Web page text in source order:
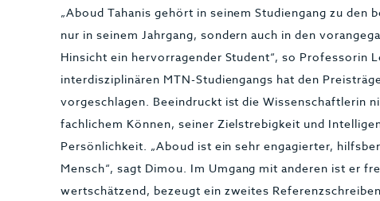
„Aboud Tahanis gehört in seinem Studiengang zu den
nur in seinem Jahrgang, sondern auch in den
Hinsicht ein hervorragender Student“, so Professorin
interdisziplinären MTN-Studiengangs hat den
vorgeschlagen. Beeindruckt ist die Wissenschaftlerin
fachlichem Können, seiner Zielstrebigkeit und
Persönlichkeit. „Aboud ist ein sehr engagierter,
Mensch“, sagt Dimou. Im Umgang mit anderen ist er
wertschätzend, bezeugt ein zweites